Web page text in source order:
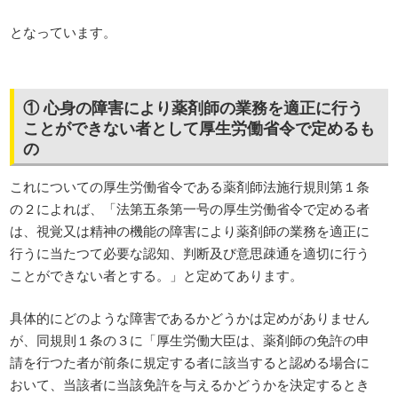
となっています。
① 心身の障害により薬剤師の業務を適正に行う
ことができない者として厚生労働省令で定めるも
の
これについての厚生労働省令である薬剤師法施行規則第１条
の２によれば、「法第五条第一号の厚生労働省令で定める者
は、視覚又は精神の機能の障害により薬剤師の業務を適正に
行うに当たつて必要な認知、判断及び意思疎通を適切に行う
ことができない者とする。」と定めてあります。
具体的にどのような障害であるかどうかは定めがありません
が、同規則１条の３に「厚生労働大臣は、薬剤師の免許の申
請を行つた者が前条に規定する者に該当すると認める場合に
おいて、当該者に当該免許を与えるかどうかを決定するとき